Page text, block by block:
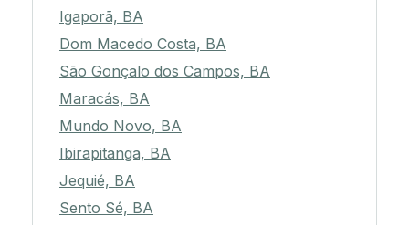
Igaporã, BA
Dom Macedo Costa, BA
São Gonçalo dos Campos, BA
Maracás, BA
Mundo Novo, BA
Ibirapitanga, BA
Jequié, BA
Sento Sé, BA